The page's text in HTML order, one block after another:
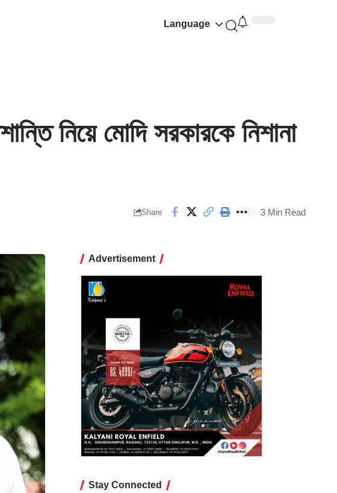
Language
মোদি সরকারকে নিশানা
Share 3 Min Read
Advertisement
Stay Connected